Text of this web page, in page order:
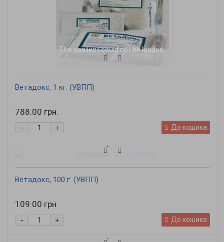
The contentcould not be loaded.
Ветадокс, 1 кг. (УВПП)
788.00 грн.
+
- До кошика
Ветадокс, 100 г. (УВПП)
109.00 грн.
+
- До кошика